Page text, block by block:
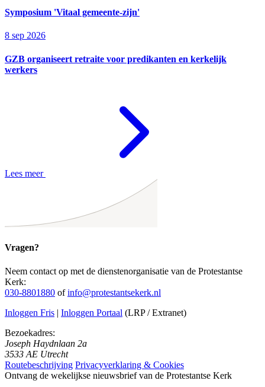
Symposium 'Vitaal gemeente-zijn'
8 sep 2026
GZB organiseert retraite voor predikanten en kerkelijk
werkers
Lees meer
Vragen?
Neem contact op met de dienstenorganisatie van de Protestantse
Kerk:
030-8801880 ofinfo@protestantsekerk.nl
Inloggen Fris | Inloggen Portaal (LRP / Extranet)
Bezoekadres:
Joseph Haydnlaan 2a
3533 AE Utrecht
Routebeschrijving Privacyverklaring & Cookies
Ontvang de wekelijkse nieuwsbrief van de Protestantse Kerk